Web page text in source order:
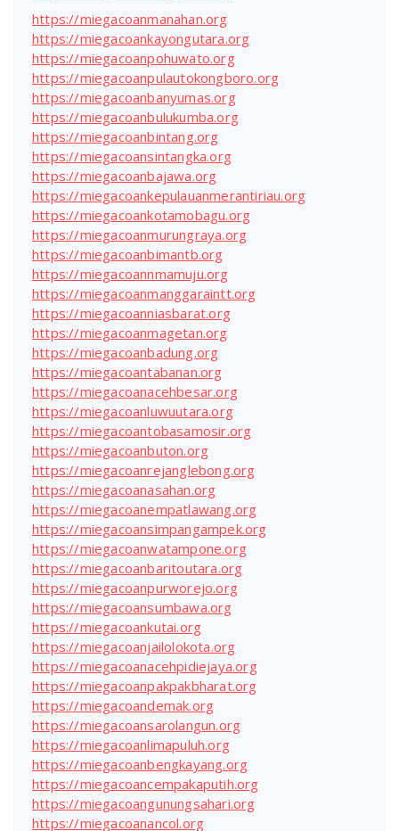
https://miegacoanmanahan.org
https://miegacoankayongutara.org
https://miegacoanpohuwato.org
https://miegacoanpulautokongboro.org
https://miegacoanbanyumas.org
https://miegacoanbulukumba.org
https://miegacoanbintang.org
https://miegacoansintangka.org
https://miegacoanbajawa.org
https://miegacoankepulauanmerantiriau.org
https://miegacoankotamobagu.org
https://miegacoanmurungraya.org
https://miegacoanbimantb.org
https://miegacoannmamuju.org
https://miegacoanmanggaraintt.org
https://miegacoanniasbarat.org
https://miegacoanmagetan.org
https://miegacoanbadung.org
https://miegacoantabanan.org
https://miegacoanacehbesar.org
https://miegacoanluwuutara.org
https://miegacoantobasamosir.org
https://miegacoanbuton.org
https://miegacoanrejanglebong.org
https://miegacoanasahan.org
https://miegacoanempatlawang.org
https://miegacoansimpangampek.org
https://miegacoanwatampone.org
https://miegacoanbaritoutara.org
https://miegacoanpurworejo.org
https://miegacoansumbawa.org
https://miegacoankutai.org
https://miegacoanjailolokota.org
https://miegacoanacehpidiejaya.org
https://miegacoanpakpakbharat.org
https://miegacoandemak.org
https://miegacoansarolangun.org
https://miegacoanlimapuluh.org
https://miegacoanbengkayang.org
https://miegacoancempakaputih.org
https://miegacoangunungsahari.org
https://miegacoanancol.org